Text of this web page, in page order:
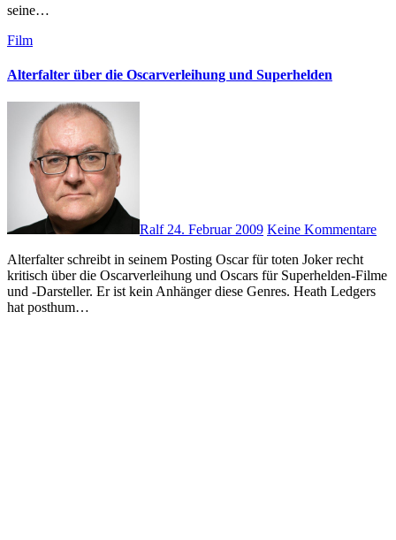
seine…
Film
Alterfalter über die Oscarverleihung und Superhelden
Ralf 24. Februar 2009 Keine Kommentare
Alterfalter schreibt in seinem Posting Oscar für toten Joker recht
kritisch über die Oscarverleihung und Oscars für Superhelden-Filme
und -Darsteller. Er ist kein Anhänger diese Genres. Heath Ledgers
hat posthum…